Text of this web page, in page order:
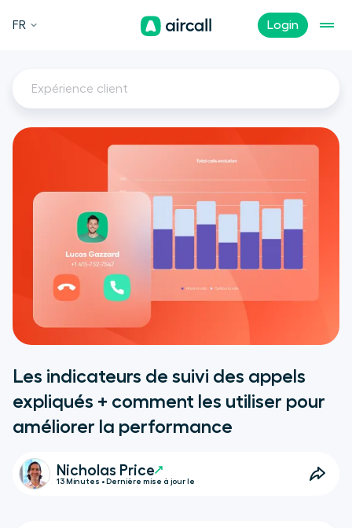
Login
FR
Expérience client
Les indicateurs de suivi des appels
expliqués + comment les utiliser pour
améliorer la performance
Nicholas Price
13 Minutes • Dernière mise à jour le